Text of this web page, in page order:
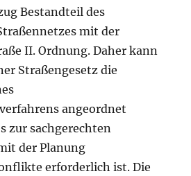
Bestandteil des
mit der
II. Ordnung. Daher kann
Straßengesetz die
angeordnet
zur sachgerechten
der Planung
erforderlich ist. Die